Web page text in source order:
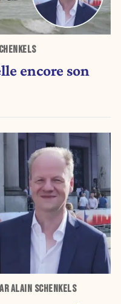
encore son
ALAIN SCHENKELS